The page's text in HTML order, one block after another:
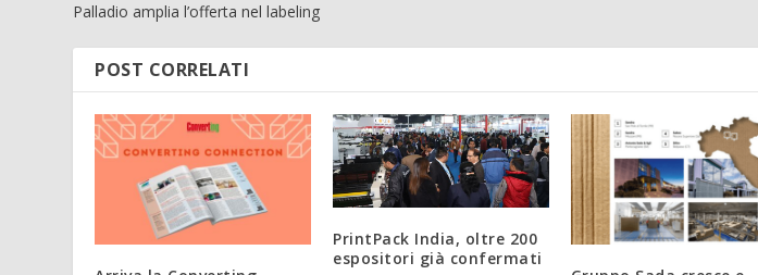
Palladio amplia l’offerta nel labeling
POST CORRELATI
PrintPack India, oltre 200
espositori già confermati